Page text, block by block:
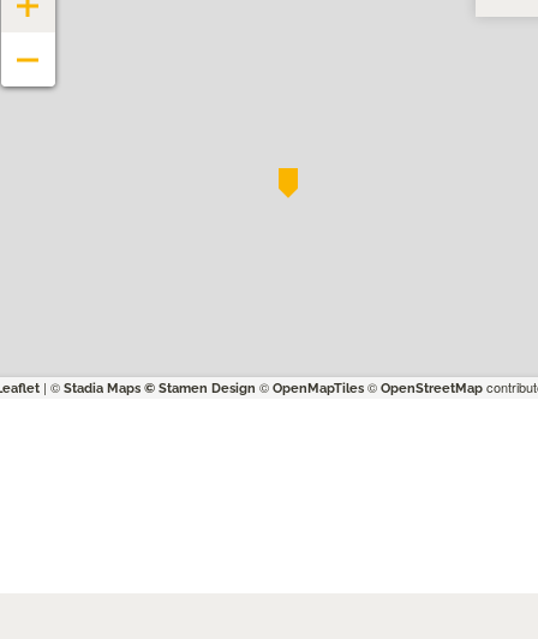
| © Stadia Maps © Stamen Design © OpenMapTiles© OpenStreetMap